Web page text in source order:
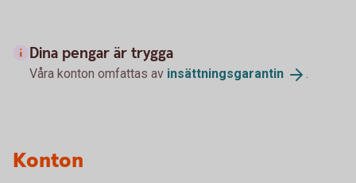
Dina pengar är trygga
Våra konton omfattas av insättningsgarantin .
Konton